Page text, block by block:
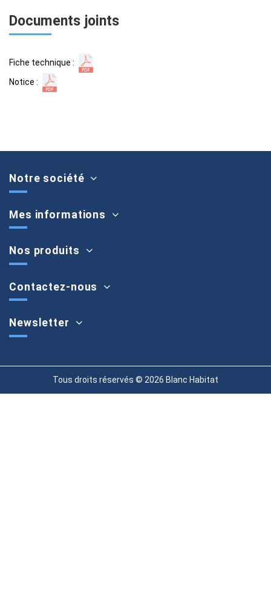
Documents joints
Fiche technique :
Notice :
Notre société
Mes informations
Nos produits
Contactez-nous
Newsletter
Tous droits réservés © 2026 Blanc Habitat